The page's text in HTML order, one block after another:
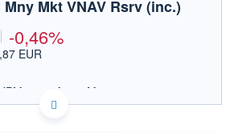
Mkt VNAV Rsrv (inc.)
-0,46%
EUR
Asset Management